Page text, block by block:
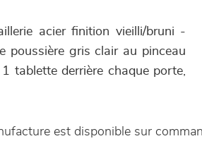
acier finition vieilli/bruni -
poussière gris clair au pinceau
tablette derrière chaque porte,
est disponible sur